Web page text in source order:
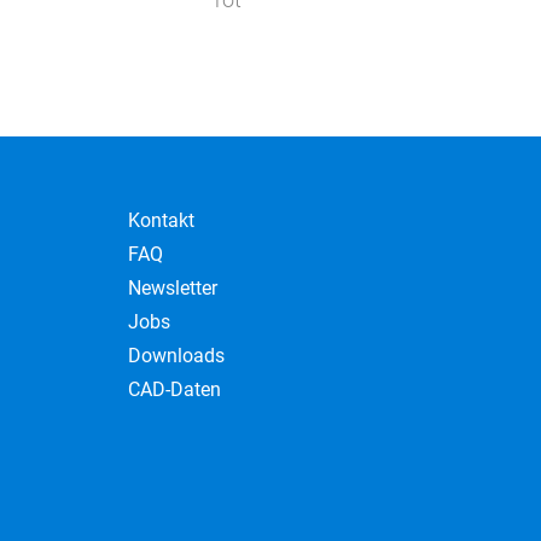
Kontakt
FAQ
Newsletter
Jobs
Downloads
CAD-Daten